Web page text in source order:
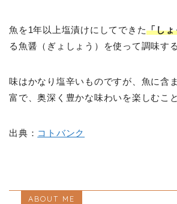
魚を1年以上塩漬けにしてできた「し
る魚醤（ぎょしょう）を使って調味す
味はかなり塩辛いものですが、魚に含
富で、奥深く豊かな味わいを楽しむこ
出典： コトバンク
ABOUT ME